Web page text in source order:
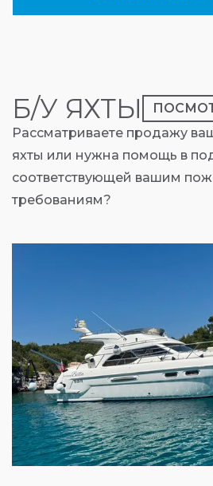
Б/У ЯХТЫ
Рассматриваете продажу
яхты или нужна помощь в
соответствующей вашим
требованиям?